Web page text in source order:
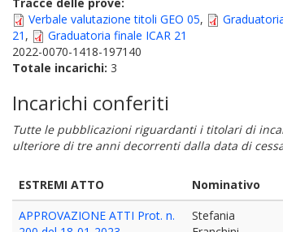
Verbale valutazione titoli GEO 05,
21 ,
Graduatoria finale ICAR 21
2022-0070-1418-197140
Totale incarichi: 3
Incarichi conferiti
Tutte le pubblicazioni riguardanti i titolari di
ulteriore di tre anni decorrenti dalla data di
ESTREMI ATTO Nominativo
APPROVAZIONE ATTI Prot. n.
Stefania